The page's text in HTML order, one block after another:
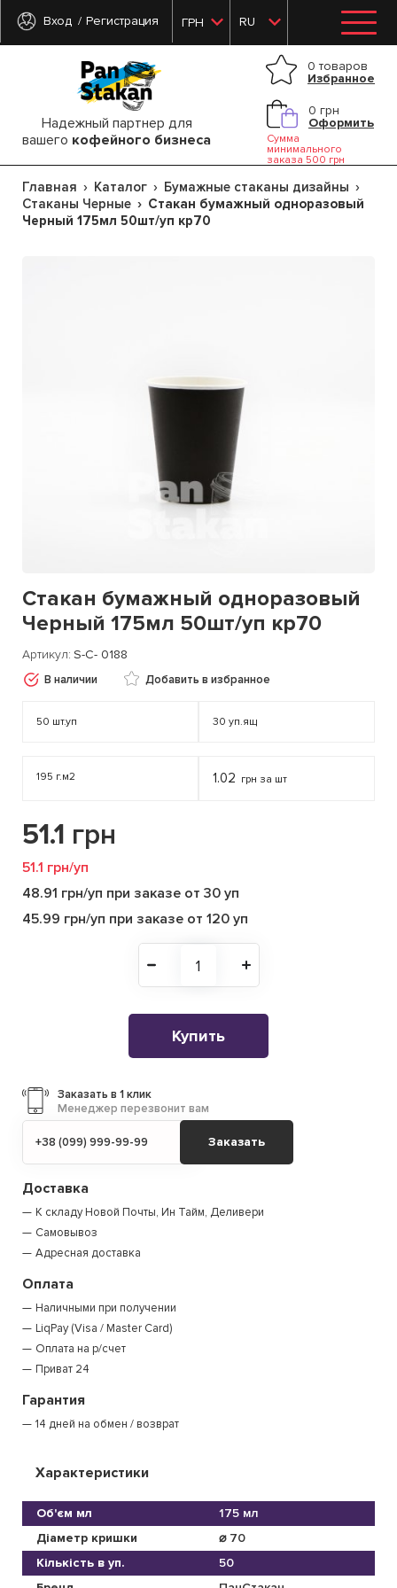
Вход Регистрация ГРН RU
Надежный партнер для
вашего кофейного бизнеса
0 товаров
Избранное
0 грн
Оформить
Сумма
минимального
заказа 500 грн
Главная Каталог
Бумажные стаканы дизайны
Стаканы Черные
Стакан бумажный одноразовый
Черный 175мл 50шт/уп кр70
Стакан бумажный одноразовый
Черный 175мл 50шт/уп кр70
Артикул S-C- 0188
В наличии Добавить в избранное
50 шт.уп 30 уп.ящ
195 г.м2 1.02 грн за шт
51.1 грн
51.1 грн/уп
48.91 грн/уп при заказе от 30 уп
45.99 грн/уп при заказе от 120 уп
Купить
Заказать в 1 клик
Менеджер перезвонит вам
Заказать
Доставка
К складу Новой Почты, Ин Тайм, Деливери
Самовывоз
Адресная доставка
Оплата
Наличными при получении
LiqPay (Visa / Master Card)
Оплата на р/счет
Приват 24
Гарантия
14 дней на обмен / возврат
Характеристики
Об'єм мл
175 мл
Діаметр кришки
⌀ 70
Кількість в уп.
50